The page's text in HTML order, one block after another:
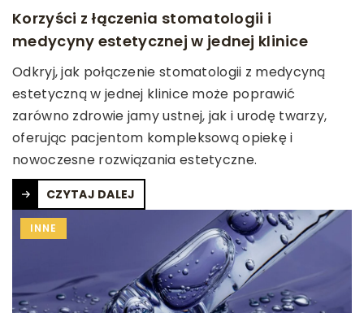
Korzyści z łączenia stomatologii i
medycyny estetycznej w jednej klinice
Odkryj, jak połączenie stomatologii z medycyną
estetyczną w jednej klinice może poprawić
zarówno zdrowie jamy ustnej, jak i urodę twarzy,
oferując pacjentom kompleksową opiekę i
nowoczesne rozwiązania estetyczne.
CZYTAJ DALEJ
INNE